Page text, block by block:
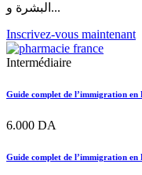
البشرة و...
Inscrivez-vous maintenant
Intermédiaire
Guide complet de l’immigration en
6.000 DA
Guide complet de l’immigration en